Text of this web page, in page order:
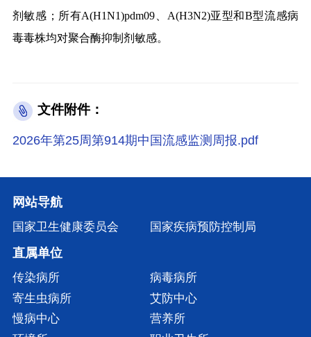
剂敏感；所有A(H1N1)pdm09、A(H3N2)亚型和B型流感病
毒毒株均对聚合酶抑制剂敏感。
文件附件：
2026年第25周第914期中国流感监测周报.pdf
网站导航
国家卫生健康委员会 国家疾病预防控制局
直属单位
传染病所
病毒病所
寄生虫病所
艾防中心
慢病中心
营养所